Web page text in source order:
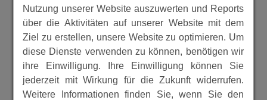
Nutzung unserer Website auszuwerten und Reports
über die Aktivitäten auf unserer Website mit dem
Ziel zu erstellen, unsere Website zu optimieren. Um
diese Dienste verwenden zu können, benötigen wir
ihre Einwilligung. Ihre Einwilligung können Sie
jederzeit mit Wirkung für die Zukunft widerrufen.
Weitere Informationen finden Sie, wenn Sie den